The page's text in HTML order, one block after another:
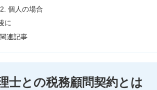
個人の場合
に
関連記事
士との税務顧問契約とは